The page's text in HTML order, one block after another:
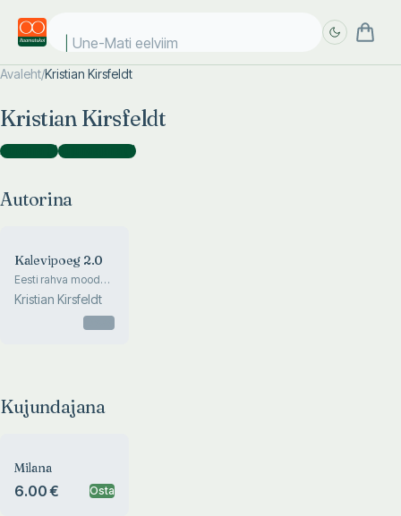
Une-Mati eelviima
Avaleht/Kristian Kirsfeldt
Kristian Kirsfeldt
Autorina )Kujundajana )
Autorina
Kalevipoeg 2.0
Eesti rahva moodne
eepos
Kristian Kirsfeldt
Kujundajana
Milana
6.00 € Osta